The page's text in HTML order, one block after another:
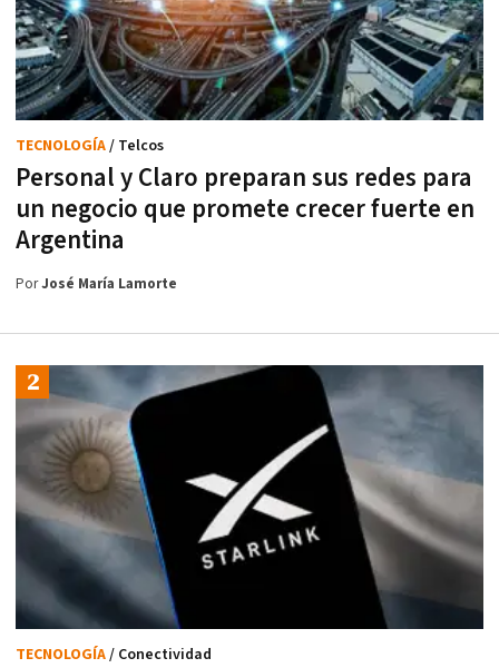
Personal y Claro preparan sus redes para
un negocio que promete crecer fuerte en
Argentina
TECNOLOGÍA/ Telcos
PorJosé María Lamorte
TECNOLOGÍA/ Conectividad